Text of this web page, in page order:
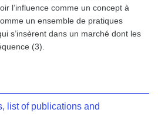
l’influence comme un concept à
un ensemble de pratiques
s’insèrent dans un marché dont les
(3).
list of publications and